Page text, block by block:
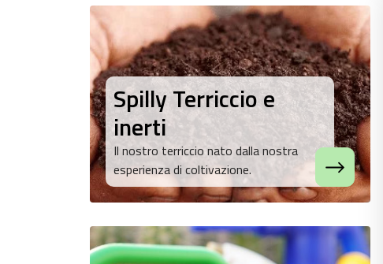
Spilly Terriccio e
inerti
Il nostro terriccio nato dalla nostra
esperienza di coltivazione.